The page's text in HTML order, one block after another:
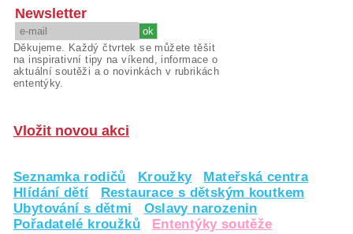
Newsletter
Děkujeme. Každý čtvrtek se můžete těšit
na inspirativní tipy na víkend, informace o
aktuální soutěži a o novinkách v rubrikách
ententýky.
Vložit novou akci
Seznamka rodičů Kroužky
Mateřská centra
Hlídání dětí
Restaurace s dětským koutkem
Ubytování s dětmi
Oslavy narozenin
Pořadatelé kroužků
Ententýky soutěže